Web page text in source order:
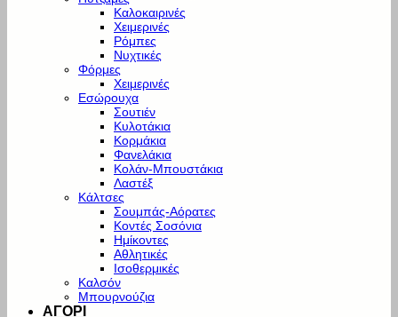
Καλοκαιρινές
Χειμερινές
Ρόμπες
Νυχτικές
Φόρμες
Χειμερινές
Εσώρουχα
Σουτιέν
Κυλοτάκια
Κορμάκια
Φανελάκια
Κολάν-Μπουστάκια
Λαστέξ
Κάλτσες
Σουμπάς-Αόρατες
Κοντές Σοσόνια
Ημίκοντες
Αθλητικές
Ισοθερμικές
Καλσόν
Μπουρνούζια
ΑΓΟΡΙ